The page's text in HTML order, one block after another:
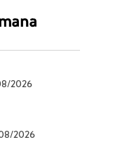
2026
2026